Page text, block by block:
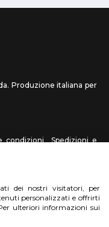
Produzione italiana per
condizioni
Spedizioni e
foto
dei nostri visitatori, per
personalizzati e offrirti
ulteriori informazioni sui